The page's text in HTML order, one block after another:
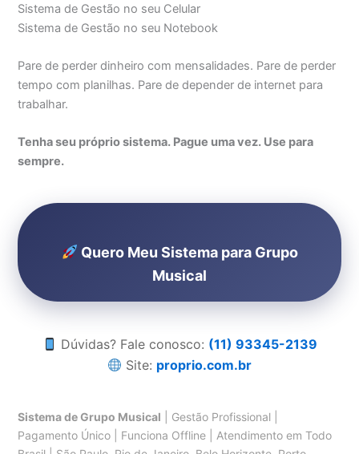
Sistema de Gestão no seu Celular
Sistema de Gestão no seu Notebook
Pare de perder dinheiro com mensalidades. Pare de perder
tempo com planilhas. Pare de depender de internet para
trabalhar.
Tenha seu próprio sistema. Pague uma vez. Use para
sempre.
Quero Meu Sistema para Grupo
Musical
Dúvidas? Fale conosco: (11) 93345-2139
Site: proprio.com.br
Sistema de Grupo Musical | Gestão Profissional |
Pagamento Único | Funciona Offline | Atendimento em Todo